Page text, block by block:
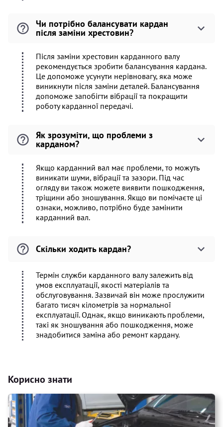
Чи потрібно балансувати кардан
після заміни хрестовин?
Після заміни хрестовин карданного валу
рекомендується зробити балансування кардана.
Це допоможе усунути нерівновагу, яка може
виникнути після заміни деталей. Балансування
допоможе запобігти вібрації та покращити
роботу карданної передачі.
Як зрозуміти, що проблеми з
карданом?
Якщо карданний вал має проблеми, то можуть
виникати шуми, вібрації та зазори. Під час
огляду ви також можете виявити пошкодження,
тріщини або зношування. Якщо ви помічаєте ці
ознаки, можливо, потрібно буде замінити
карданний вал.
Скільки ходить кардан?
Термін служби карданного валу залежить від
умов експлуатації, якості матеріалів та
обслуговування. Зазвичай він може прослужити
багато тисяч кілометрів за нормальної
експлуатації. Однак, якщо виникають проблеми,
такі як зношування або пошкодження, може
знадобитися заміна або ремонт кардану.
Корисно знати